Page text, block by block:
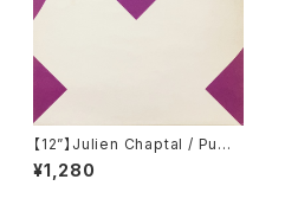
【12”】Julien Chaptal / Pump
(Remote Area) (Remote02
5)
¥1,280